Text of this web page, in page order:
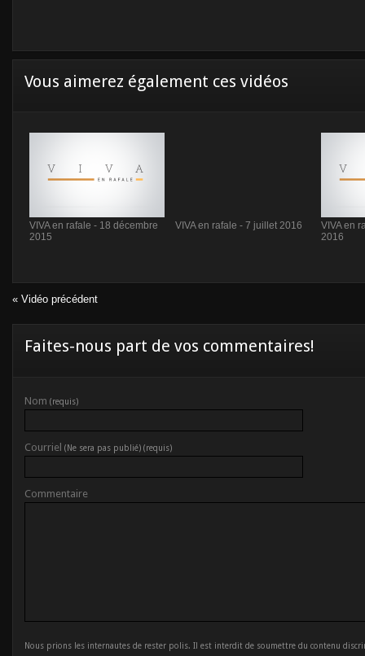
Vous aimerez également ces vidéos
VIVA en rafale - 18 décembre
2015
VIVA en rafale - 7 juillet 2016
VIVA en
2016
« Vidéo précédent
Faites-nous part de vos commentaires!
Nom (requis)
Courriel (Ne sera pas publié) (requis)
Commentaire
Nous prions les internautes de rester polis. Il est interdit de soumettre du contenu